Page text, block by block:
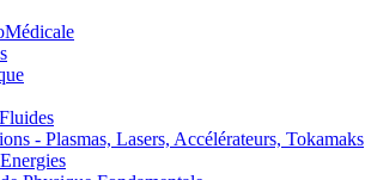
- Plasmas, Lasers, Accélérateurs, Tokamaks